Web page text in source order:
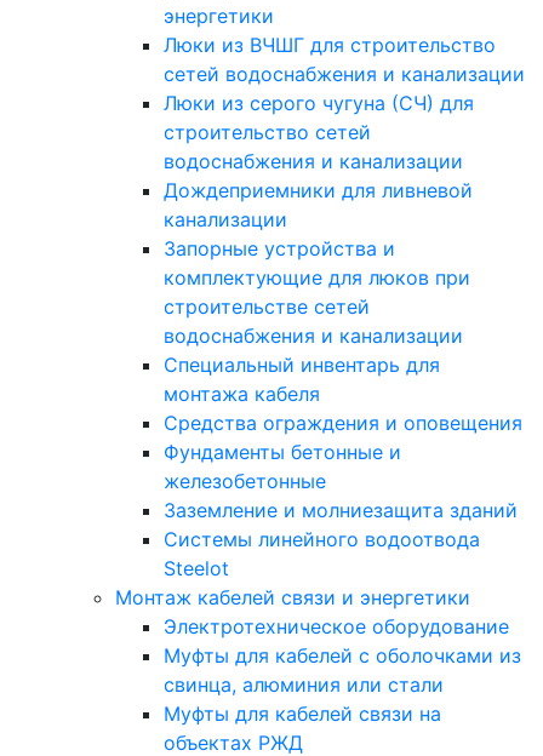
энергетики
Люки из ВЧШГ для строительство
сетей водоснабжения и канализации
Люки из серого чугуна (СЧ) для
строительство сетей
водоснабжения и канализации
Дождеприемники для ливневой
канализации
Запорные устройства и
комплектующие для люков при
строительстве сетей
водоснабжения и канализации
Специальный инвентарь для
монтажа кабеля
Средства ограждения и оповещения
Фундаменты бетонные и
железобетонные
Заземление и молниезащита зданий
Системы линейного водоотвода
Steelot
Монтаж кабелей связи и энергетики
Электротехническое оборудование
Муфты для кабелей с оболочками из
свинца, алюминия или стали
Муфты для кабелей связи на
объектах РЖД